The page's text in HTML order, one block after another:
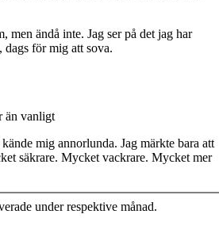
men ändå inte. Jag ser på det jag har
dags för mig att sova.
än vanligt
mig annorlunda. Jag märkte bara att
säkrare. Mycket vackrare. Mycket mer
under respektive månad.